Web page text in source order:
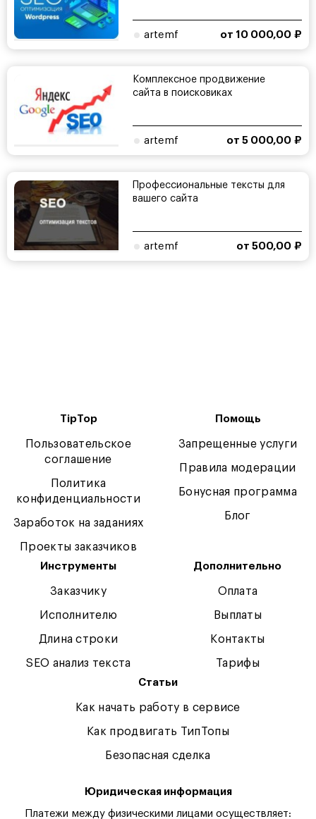
artemf от 10 000,00 ₽
Комплексное продвижение
сайта в поисковиках
artemf от 5 000,00 ₽
Профессиональные тексты для
вашего сайта
artemf от 500,00 ₽
TipTop
Пользовательское
соглашение
Политика
конфиденциальности
Заработок на заданиях
Проекты заказчиков
Помощь
Запрещенные услуги
Правила модерации
Бонусная программа
Блог
Инструменты
Заказчику
Исполнителю
Длина строки
SEO анализ текста
Дополнительно
Оплата
Выплаты
Контакты
Тарифы
Статьи
Как начать работу в сервисе
Как продвигать ТипТопы
Безопасная сделка
Юридическая информация
Платежи между физическими лицами осуществляет: